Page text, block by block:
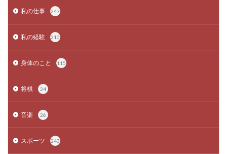
私の仕事 247
私の経験 210
身体のこと 115
将棋 24
音楽 26
スポーツ 243